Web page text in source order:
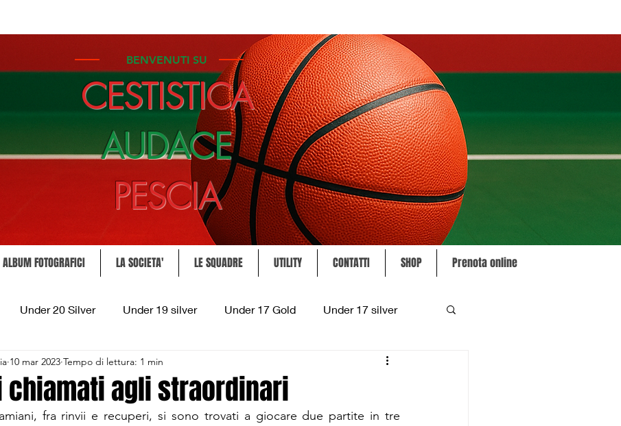
BENVENUTI SU
CESTISTICA
AUDACE
PESCIA
ALBUM FOTOGRAFICI LA SOCIETA' LE SQUADRE UTILITY CONTATTI SHOP Prenota online
Under 20 Silver Under 19 silver Under 17 Gold Under 17 silver
Under 13 Silver Esordienti
Divisione Regionale 3 CSI Allievi
chiamati agli straordinari
10 mar 2023 Tempo di lettura: 1 min
fra rinvii e recuperi, si sono trovati a giocare due partite in tre